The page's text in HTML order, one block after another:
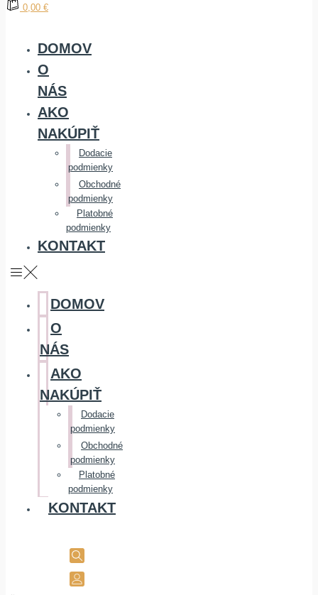
0,00 €
DOMOV
O
NÁS
AKO
NAKÚPIŤ
Dodacie
podmienky
Obchodné
podmienky
Platobné
podmienky
KONTAKT
DOMOV
O
NÁS
AKO
NAKÚPIŤ
Dodacie
podmienky
Obchodné
podmienky
Platobné
podmienky
KONTAKT